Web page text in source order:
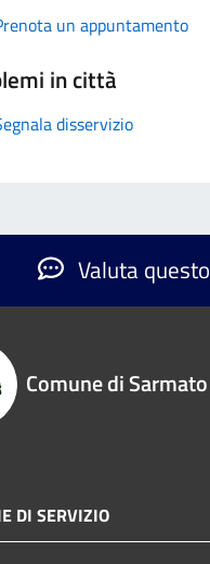
un appuntamento
in città
disservizio
Valuta
Comune di Sarmato
DI SERVIZIO